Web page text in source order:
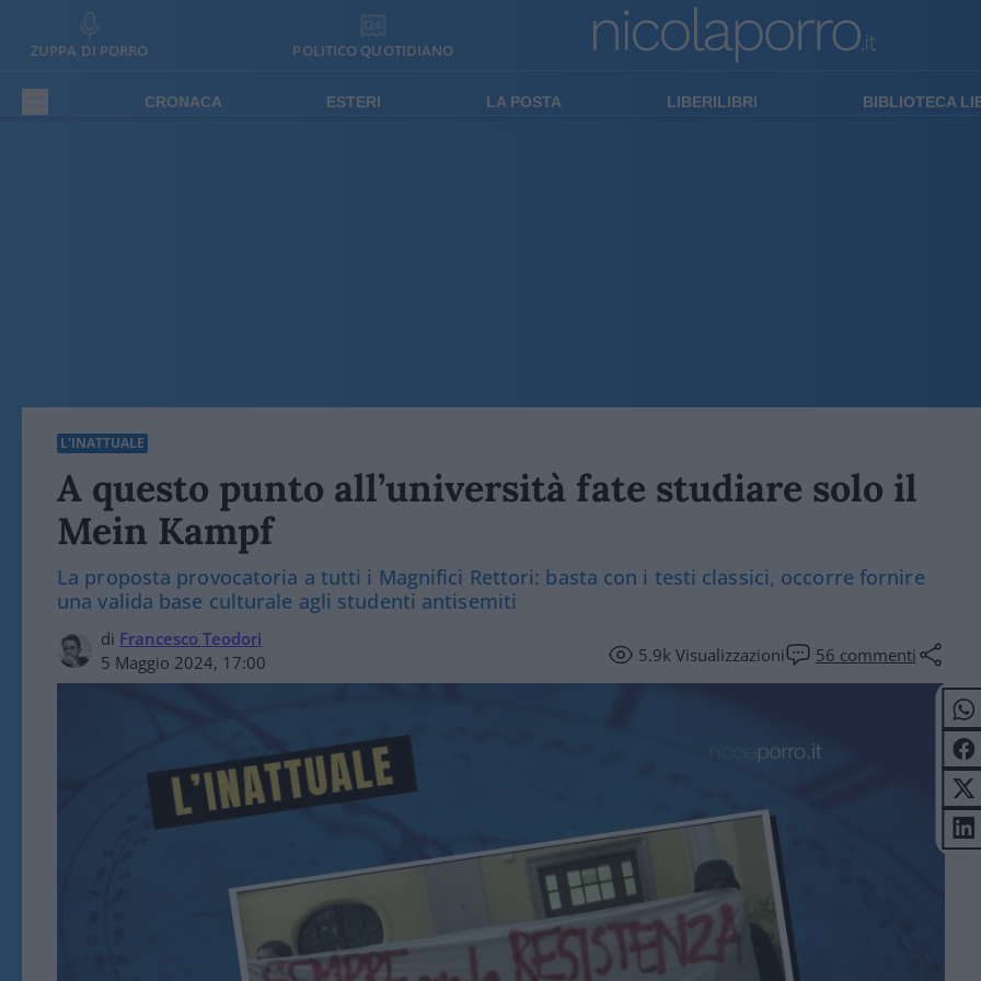
ZUPPA DI PORRO POLITICO QUOTIDIANO
CRONACA ESTERI LA POSTA LIBERILIBRI BIBLIOTECA
L'INATTUALE
A questo punto all’università fate studiare solo il
Mein Kampf
La proposta provocatoria a tutti i Magnifici Rettori: basta con i testi classici, occorre fornire
una valida base culturale agli studenti antisemiti
di Francesco Teodori
5 Maggio 2024, 17:00
5.9kVisualizzazioni 56 commenti